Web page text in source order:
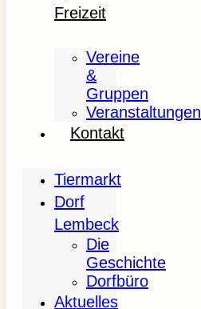
Freizeit
Vereine
&
Gruppen
Veranstaltungen
Kontakt
Tiermarkt
Dorf
Lembeck
Die
Geschichte
Dorfbüro
Aktuelles